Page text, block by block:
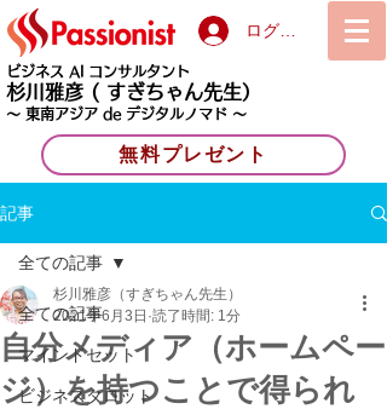
ログイン
ビジネス AI コンサルタント
杉川雅彦 ( すぎちゃん先生）
〜 東南アジア de デジタルノマド 〜
無料プレゼント
記事
全ての記事
マインドセット
ビジネスタロット
全ての記事
自分メディア（ホームペー
ジ）を持つことで得られ
杉川雅彦（すぎちゃん先生）
2021年6月3日 読了時間: 1分